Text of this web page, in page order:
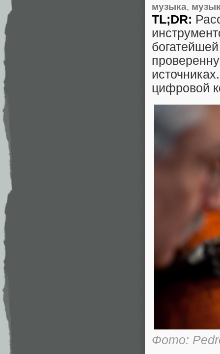
музыка,
TL;DR:
цифровой
Фото: